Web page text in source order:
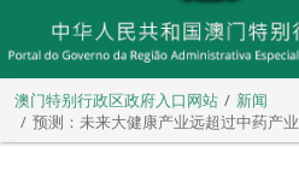
澳门特别行政区政府入口网站
新闻
预测：未来大健康产业远超过中药产业